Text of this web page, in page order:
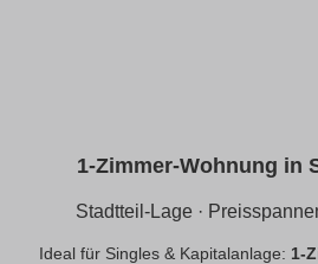
1-Zimmer-Wohnung in
Stadtteil-Lage ·
Ideal für Singles & Kapitalanlage: 1-